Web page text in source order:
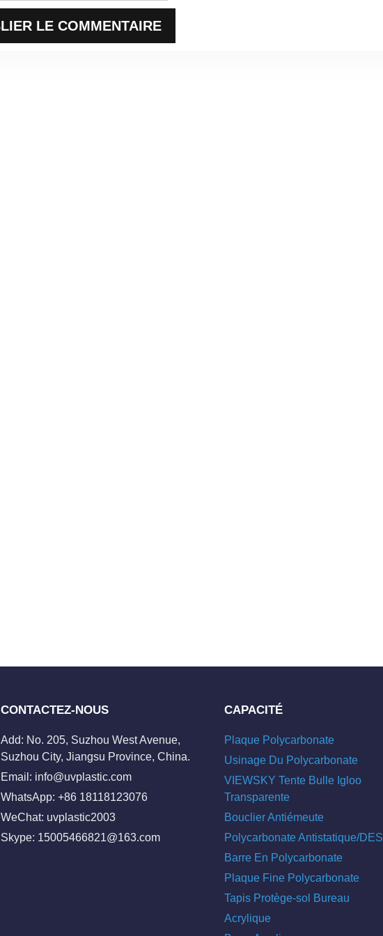
CONTACTEZ-NOUS
Add: No. 205, Suzhou West Avenue,
Suzhou City, Jiangsu Province, China.
Email: info@uvplastic.com
WhatsApp: +86 18118123076
WeChat: uvplastic2003
Skype: 15005466821@163.com
CAPACITÉ
Plaque Polycarbonate
Usinage Du Polycarbonate
VIEWSKY Tente Bulle Igloo
Transparente
Bouclier Antiémeute
Polycarbonate Antistatique/DES
Barre En Polycarbonate
Plaque Fine Polycarbonate
Tapis Protège-sol Bureau
Acrylique